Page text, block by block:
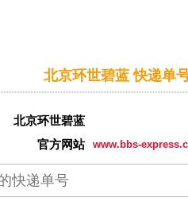
北京环世碧蓝 快递单
北京环世碧蓝
官方网站
www.bbs-